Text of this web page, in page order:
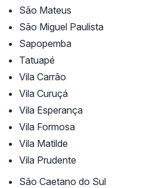
São Mateus
São Miguel Paulista
Sapopemba
Tatuapé
Vila Carrão
Vila Curuçá
Vila Esperança
Vila Formosa
Vila Matilde
Vila Prudente
São Caetano do Sul